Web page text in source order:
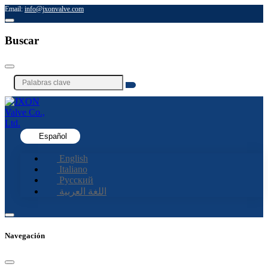
Email: info@jxonvalve.com
Buscar
Español
English
Italiano
Русский
اللغة العربية
Navegación